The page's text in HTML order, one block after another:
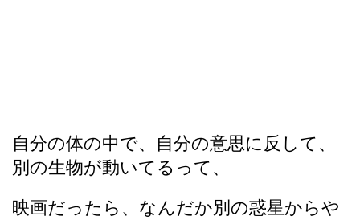
自分の体の中で、自分の意思に反して、
別の生物が動いてるって、
映画だったら、なんだか別の惑星からや